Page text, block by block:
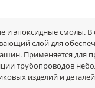
эпоксидные смолы. В
слой для
Применяется для
трубопроводов
изделий и